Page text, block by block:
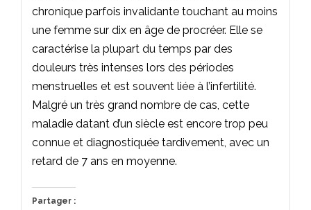
chronique parfois invalidante touchant au moins
une femme sur dix en âge de procréer. Elle se
caractérise la plupart du temps par des
douleurs très intenses lors des périodes
menstruelles et est souvent liée à l’infertilité.
Malgré un très grand nombre de cas, cette
maladie datant d’un siècle est encore trop peu
connue et diagnostiquée tardivement, avec un
retard de 7 ans en moyenne.
Partager :